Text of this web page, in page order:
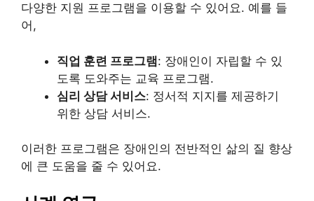
다양한 지원 프로그램을 이용할 수 있어요. 예를 들
어,
직업 훈련 프로그램: 장애인이 자립할 수 있
도록 도와주는 교육 프로그램.
심리 상담 서비스: 정서적 지지를 제공하기
위한 상담 서비스.
이러한 프로그램은 장애인의 전반적인 삶의 질 향상
에 큰 도움을 줄 수 있어요.